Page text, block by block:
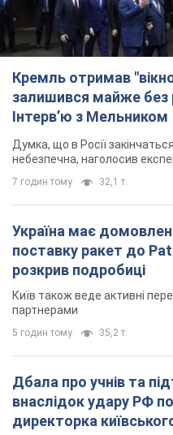
Кремль отримав
залишився майже без
Інтерв’ю з Мельником
Думка, що в Росії
небезпечна, наголосив
7 годин тому 32,1 т.
Україна має
поставку ракет до
розкрив подробиці
Київ також веде активні
партнерами
5 годин тому 35,2 т.
Дбала про учнів та
внаслідок удару РФ
директорка